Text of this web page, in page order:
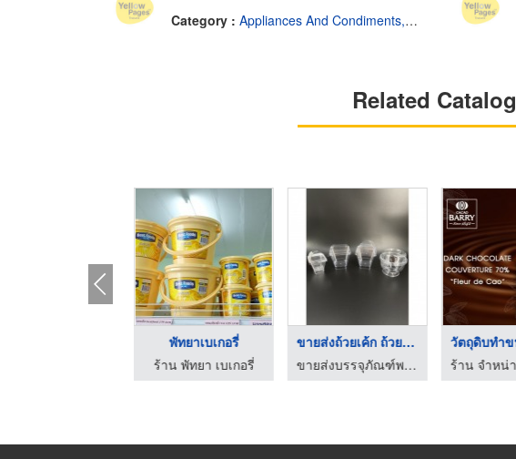
Category : Appliances And Condiments, Bread, Pastries And Cakes.
Related Catalog
พัทยาเบเกอรี่
ร้าน พัทยา เบเกอรี่
ขายส่งถ้วยเค้ก ถ้วยม ...
ขายส่งบรรจุภัณฑ์พลาสติกอาหาร - ขนม ธนาแพคเกจจิ้ง